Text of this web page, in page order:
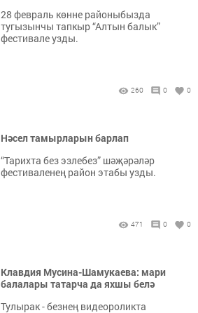
28 февраль көнне районыбызда
тугызынчы тапкыр “Алтын балык”
фестивале узды.
260 0 0
Нәсел тамырларын барлап
“Тарихта без эзлебез” шәҗәрәләр
фестиваленең район этабы узды.
471 0 0
Клавдия Мусина-Шамукаева: мари
балалары татарча да яхшы белә
Тулырак - безнең видеороликта